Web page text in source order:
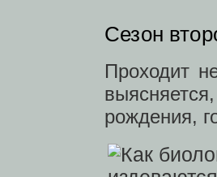
Сезон
Проходит
рождения,